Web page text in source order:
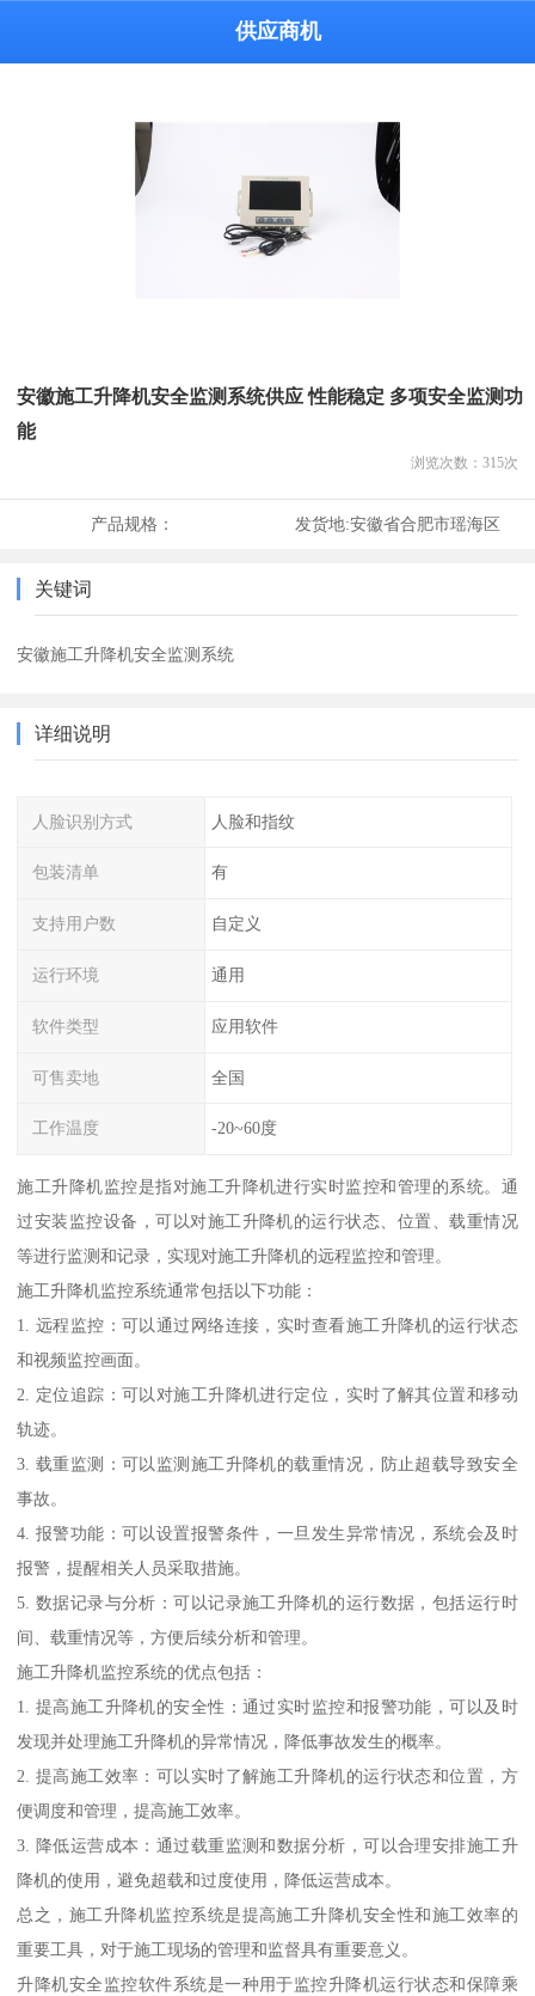
供应商机
安徽施工升降机安全监测系统供应 性能稳定 多项安全监测功
能
浏览次数： 315次
产品规格： 发货地:安徽省合肥市瑶海区
关键词
安徽施工升降机安全监测系统
详细说明
人脸识别方式 人脸和指纹
包装清单 有
支持用户数 自定义
运行环境 通用
软件类型 应用软件
可售卖地 全国
工作温度 -20~60度
施工升降机监控是指对施工升降机进行实时监控和管理的系统。通
过安装监控设备，可以对施工升降机的运行状态、位置、载重情况
等进行监测和记录，实现对施工升降机的远程监控和管理。
施工升降机监控系统通常包括以下功能：
1. 远程监控：可以通过网络连接，实时查看施工升降机的运行状态
和视频监控画面。
2. 定位追踪：可以对施工升降机进行定位，实时了解其位置和移动
轨迹。
3. 载重监测：可以监测施工升降机的载重情况，防止超载导致安全
事故。
4. 报警功能：可以设置报警条件，一旦发生异常情况，系统会及时
报警，提醒相关人员采取措施。
5. 数据记录与分析：可以记录施工升降机的运行数据，包括运行时
间、载重情况等，方便后续分析和管理。
施工升降机监控系统的优点包括：
1. 提高施工升降机的安全性：通过实时监控和报警功能，可以及时
发现并处理施工升降机的异常情况，降低事故发生的概率。
2. 提高施工效率：可以实时了解施工升降机的运行状态和位置，方
便调度和管理，提高施工效率。
3. 降低运营成本：通过载重监测和数据分析，可以合理安排施工升
降机的使用，避免超载和过度使用，降低运营成本。
总之，施工升降机监控系统是提高施工升降机安全性和施工效率的
重要工具，对于施工现场的管理和监督具有重要意义。
升降机安全监控软件系统是一种用于监控升降机运行状态和保障乘